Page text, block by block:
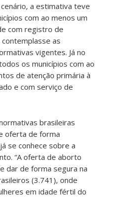
a estimativa teve
com ao menos um
com registro de
as
vigentes. Já no
os municípios com ao
de atenção primária à
e com serviço de
brasileiras
oferta de forma
se conhece sobre a
“A oferta de aborto
dar de forma segura na
(3.741), onde
em idade fértil do